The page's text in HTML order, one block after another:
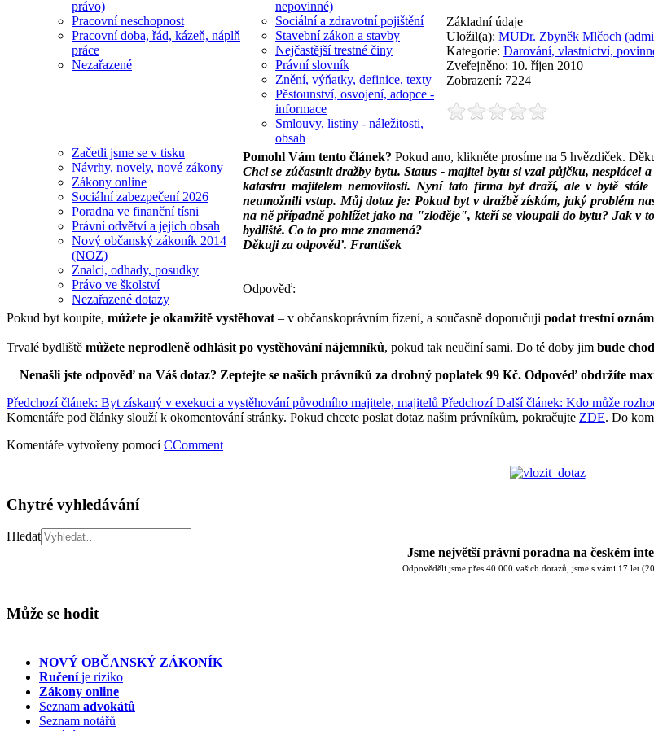
právo)
Pracovní neschopnost
Pracovní doba, řád, kázeň, náplň
práce
Nezařazené
nepovinné)
Sociální a zdravotní pojištění
Stavební zákon a stavby
Nejčastější trestné činy
Právní slovník
Znění, výňatky, definice, texty
Pěstounství, osvojení, adopce -
informace
Smlouvy, listiny - náležitosti,
obsah
Začetli jsme se v tisku
Návrhy, novely, nové zákony
Zákony online
Sociální zabezpečení 2026
Poradna ve finanční tísni
Právní odvětví a jejich obsah
Nový občanský zákoník 2014
(NOZ)
Znalci, odhady, posudky
Právo ve školství
Nezařazené dotazy
Základní údaje
Uložil(a): MUDr. Zbyněk Mlčoch
Kategorie: Darování, vlastnictví,
Zveřejněno: 10. říjen 2010
Zobrazení: 7224
Pomohl Vám tento článek? Pokud ano, klikněte prosíme na 5 hvězdiček.
Chci se zúčastnit dražby bytu. Status - majitel bytu si vzal půjčku,
katastru majitelem nemovitosti. Nyní tato firma byt draží, ale v bytě
neumožnili vstup. Můj dotaz je: Pokud byt v dražbě získám, jaký problém
na ně případně pohlížet jako na "zloděje", kteří se vloupali do bytu? Jak v
bydliště. Co to pro mne znamená?
Děkuji za odpověď. František
Odpověď:
Pokud byt koupíte, můžete je okamžitě vystěhovat – v občanskoprávním řízení, a současně doporučuji podat trestní
Trvalé bydliště můžete neprodleně odhlásit po vystěhování nájemníků, pokud tak neučiní sami. Do té doby jim bude
Nenašli jste odpověď na Váš dotaz? Zeptejte se našich právníků za drobný poplatek 99 Kč. Odpověď obdržíte
Předchozí článek: Byt získaný v exekuci a vystěhování původního majitele, majitelů Předchozí Další článek: Kdo může
Komentáře pod články slouží k okomentování stránky. Pokud chcete poslat dotaz našim právníkům, pokračujte ZDE. Do
Komentáře vytvořeny pomocíCComment
Chytré vyhledávání
Hledat
Jsme největší právní poradna na českém
Odpověděli jsme přes 40.000 vašich dotazů, jsme s vámi 17 let
Může se hodit
NOVÝ OBČANSKÝ ZÁKONÍK
Ručeníje riziko
Zákony online
Seznam advokátů
Seznam notářů